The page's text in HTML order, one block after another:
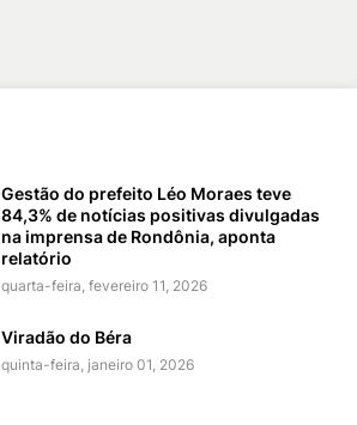
Gestão do prefeito Léo Moraes teve
84,3% de notícias positivas divulgadas
na imprensa de Rondônia, aponta
relatório
quarta-feira, fevereiro 11, 2026
Viradão do Béra
quinta-feira, janeiro 01, 2026